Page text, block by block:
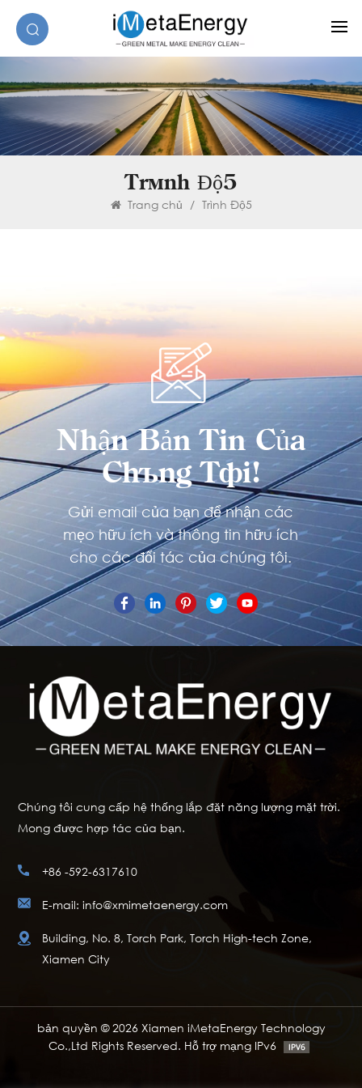
Trình Độ5
Trang chủ / Trình Độ5
Nhận Bản Tin Của
Chúng Tôi!
Gửi email của bạn để nhận các
mẹo hữu ích và thông tin hữu ích
cho các đối tác của chúng tôi.
Chúng tôi cung cấp hệ thống lắp đặt năng lượng mặt trời.
Mong được hợp tác của bạn.
+86 -592-6317610
E-mail: info@xmimetaenergy.com
Building, No. 8, Torch Park, Torch High-tech Zone,
Xiamen City
bản quyền © 2026 Xiamen iMetaEnergy Technology
Co.,Ltd Rights Reserved. Hỗ trợ mạng IPv6